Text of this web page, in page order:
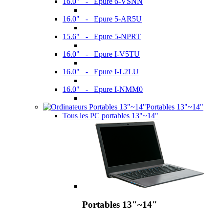
16.0" - Epure 5-AR5U
15.6" - Epure 5-NPRT
16.0" - Epure I-V5TU
16.0" - Epure I-L2LU
16.0" - Epure I-NMM0
Portables 13"~14"
Tous les PC portables 13"~14"
Portables 13"~14"